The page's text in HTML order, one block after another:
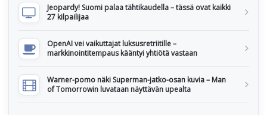
Jeopardy! Suomi palaa tähtikaudella – tässä ovat kaikki
27 kilpailijaa
OpenAI vei vaikuttajat luksusretriitille –
markkinointitempaus kääntyi yhtiötä vastaan
Warner-pomo näki Superman-jatko-osan kuvia – Man
of Tomorrowin luvataan näyttävän upealta